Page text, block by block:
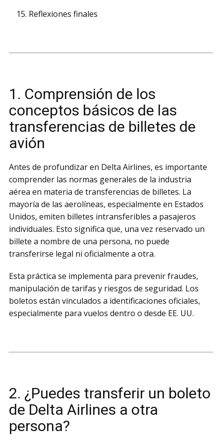
Reflexiones finales
1. Comprensión de los
conceptos básicos de las
transferencias de billetes de
avión
Antes de profundizar en Delta Airlines, es importante
comprender las normas generales de la industria
aérea en materia de transferencias de billetes. La
mayoría de las aerolíneas, especialmente en Estados
Unidos, emiten billetes intransferibles a pasajeros
individuales. Esto significa que, una vez reservado un
billete a nombre de una persona, no puede
transferirse legal ni oficialmente a otra.
Esta práctica se implementa para prevenir fraudes,
manipulación de tarifas y riesgos de seguridad. Los
boletos están vinculados a identificaciones oficiales,
especialmente para vuelos dentro o desde EE. UU.
2. ¿Puedes transferir un boleto
de Delta Airlines a otra
persona?